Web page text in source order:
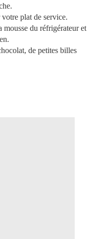
plat de service.
mousse du réfrigérateur et
de petites billes